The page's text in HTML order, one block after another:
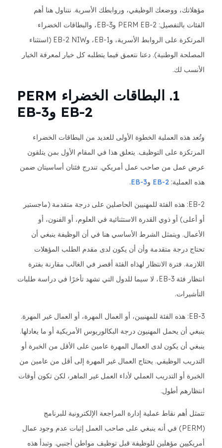
مؤهلاتك، ووضعك الوظيفي، وروابطك الأسرية. نتناول هنا أهم
الفئات بالتفصيل: PERM EB-2 وEB-3، والبطاقات الخضراء
المرتكزة على الروابط الأسرية، وEB-1، وEB-2 NIW (استثناء
المصلحة الوطنية). دعنا نتعمق فيما يتطلبه كل خيار لمعرفة الخيار
الأنسب لك.
1. البطاقات الخضراء PERM
EB-2 وEB-3
وتُعد هذه العملية الخطوة الأولى للعديد من البطاقات الخضراء
المرتكزة على التوظيف. يتعلق هذا في المقام الأول بمن يتلقون
عرض عمل من صاحب عمل أمريكي. تندرج فئتان أساسيتان ضمن
هذه العملية: EB-2 وEB-3
.
EB-2: هذه الفئة للمهنيين الحاصلين على درجة متقدمة (ماجستير
أو أعلى) أو ذوي القدرة الاستثنائية في العلوم، أو الفنون، أو
الأعمال. ويتمثل الشرط الأساسي هنا في أن الوظيفة ينبغي أن
تحتاج درجة متقدمة وأن أن يكون لدى مقدم الطلب المؤهلات
اللازمة. فترة الانتظار لهذاه الفئة أقصر في الغالب مقارنة بفترة
انتظار فئة EB-3، لا سيما للدول التي تشهد تأخرًا في دراسة طلبات
التأشيرات.
EB-3: هذه الفئة للمهنيين، أو العمال المهرة، أو العمال غير المهرة.
ينبغي أن يحمل المهنيون درجة البكالوريوس الأمريكية أو ما يعادلها.
ينبغي أن يكون لدى العمال المهرة عامين على الأقل من الخبرة أو
التدريب الوظيفي. يحتاج العمال غير المهرة إلى أقل من عامين من
الخبرة أو التدريب العملي لأداء العمل غير الماهر، لكن تكون أوقات
انتظارهم أطول.
تتمثل أهم نقاط عملية إدارة المراجعة الإلكترونية للبرنامج
(PERM) في أنه ينبغي على صاحب العمل إثبات عدم وجود عمال
أمريكيين مؤهلين للوظيفة قبل توظيف مواطن أجنبي. وتبدأ هذه